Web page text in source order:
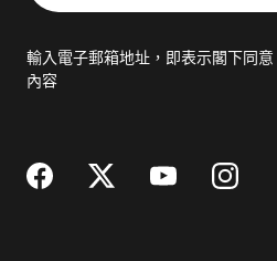
郵
輸入電子郵箱地址，即表示閣下同意
內容